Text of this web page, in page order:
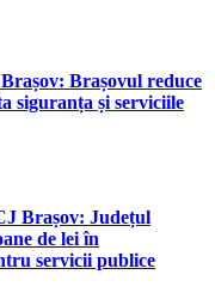
Brașovul reduce
siguranța și serviciile
Brașov: Județul
de lei în
servicii publice